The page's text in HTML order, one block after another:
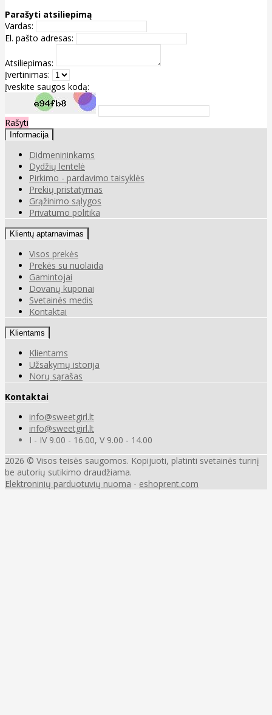
Parašyti atsiliepimą
Vardas:
El. pašto adresas:
Atsiliepimas:
Įvertinimas:
Įveskite saugos kodą:
Rašyti
Informacija
Didmenininkams
Dydžių lentelė
Pirkimo - pardavimo taisyklės
Prekių pristatymas
Grąžinimo sąlygos
Privatumo politika
Klientų aptarnavimas
Visos prekės
Prekės su nuolaida
Gamintojai
Dovanų kuponai
Svetainės medis
Kontaktai
Klientams
Klientams
Užsakymų istorija
Norų sąrašas
Kontaktai
info@sweetgirl.lt
info@sweetgirl.lt
I - IV 9.00 - 16.00, V 9.00 - 14.00
2026 © Visos teisės saugomos. Kopijuoti, platinti svetainės turinį
be autorių sutikimo draudžiama.
Elektroninių parduotuvių nuoma - eshoprent.com